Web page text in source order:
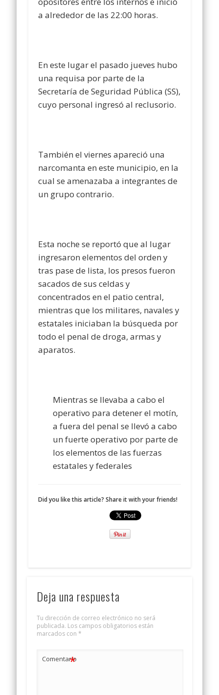
a alrededor de las 22:00 horas.
En este lugar el pasado jueves hubo
una requisa por parte de la
Secretaría de Seguridad Pública (SS),
cuyo personal ingresó al reclusorio.
También el viernes apareció una
narcomanta en este municipio, en la
cual se amenazaba a integrantes de
un grupo contrario.
Esta noche se reportó que al lugar
ingresaron elementos del orden y
tras pase de lista, los presos fueron
sacados de sus celdas y
concentrados en el patio central,
mientras que los militares, navales y
estatales iniciaban la búsqueda por
todo el penal de droga, armas y
aparatos.
Mientras se llevaba a cabo el
operativo para detener el motín,
a fuera del penal se llevó a cabo
un fuerte operativo por parte de
los elementos de las fuerzas
estatales y federales
Did you like this article? Share it with your friends!
Deja una respuesta
Tu dirección de correo electrónico no será
publicada. Los campos obligatorios están
marcados con *
Comentario
*